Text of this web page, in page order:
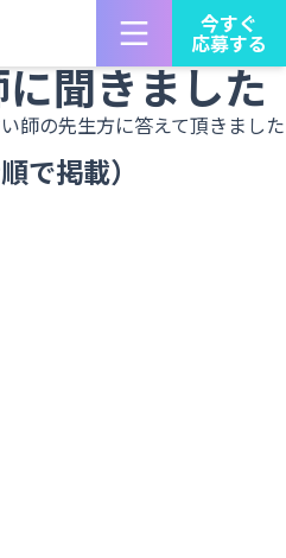
今すぐ
応募する
聞きました
師の先生方に答えて頂きました
で掲載）